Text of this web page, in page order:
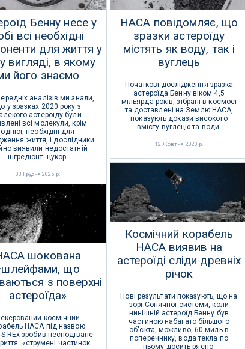
Бенну несе у
всі необхідні
для життя у
вигляді, в якому
його знаємо
аналізів ми знали,
у зразках 2020 року з
астероїду були
всі молекули, крім
однієї, необхідні для
життя, і дослідники
виявили недостатній
інгредієнт: цукор.
03 Грудня 2025 р.
НАСА повідомляє, що
зразки астероїду
містять як воду, так і
вуглець
Початкові дослідження зразка
астероїда Бенну віком 4,5
мільярда років, зібрані в космосі
та доставлені на Землю НАСА,
показують докази високого
вмісту вуглецю та води.
12 Жовтня 2023 р.
Космічний корабель
НАСА виявив на
астероїді сліди древніх
річок
Нові результати показують, що на
зорі Сонячної системи, коли
нинішній астероїд Бенну був
частиною набагато більшого
об'єкта, можливо, 60 миль в
поперечнику, вода текла по
ньому досить рясно.
шокована
що
з поверхні
астероїда»
космічний
НАСА під назвою
REx зробив несподіване
«струмені частинок